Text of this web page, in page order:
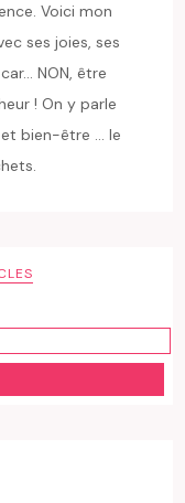
Voici mon
ses joies, ses
NON, être
! On y parle
bien-être ... le